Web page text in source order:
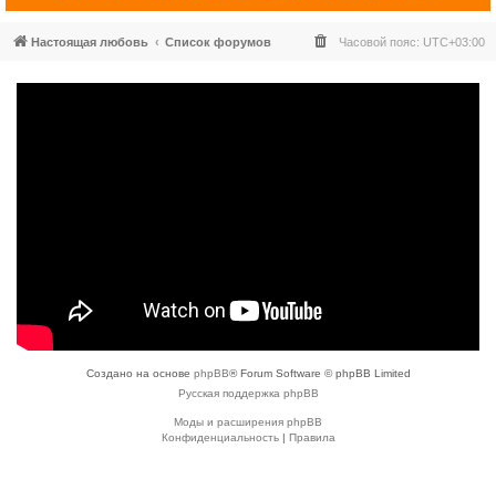
Настоящая любовь Список форумов Часовой пояс: UTC+03:00
Создано на основе phpBB® Forum Software © phpBB Limited
Русская поддержка phpBB
Моды и расширения phpBB
Конфиденциальность| Правила